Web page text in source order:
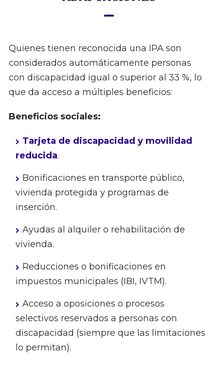
Quienes tienen reconocida una IPA son
considerados automáticamente personas
con discapacidad igual o superior al 33 %, lo
que da acceso a múltiples beneficios:
Beneficios sociales:
Tarjeta de discapacidad y movilidad
reducida.
Bonificaciones en transporte público,
vivienda protegida y programas de
inserción.
Ayudas al alquiler o rehabilitación de
vivienda.
Reducciones o bonificaciones en
impuestos municipales (IBI, IVTM).
Acceso a oposiciones o procesos
selectivos reservados a personas con
discapacidad (siempre que las limitaciones
lo permitan).